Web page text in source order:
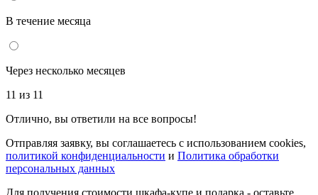
В течение месяца
Через несколько месяцев
11 из 11
Отлично, вы ответили на все вопросы!
Отправляя заявку, вы соглашаетесь с использованием cookies,
политикой конфиденциальности и Политика обработки
персональных данных
Для получения стоимости шкафа-купе и подарка - оставьте